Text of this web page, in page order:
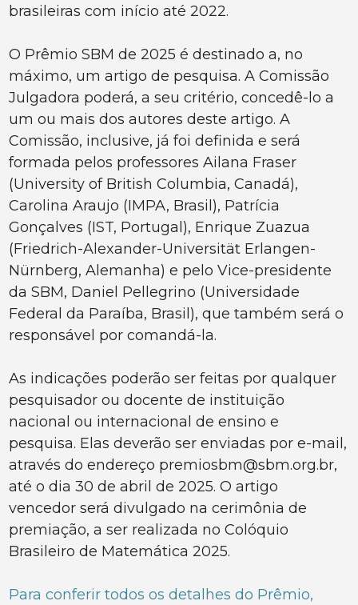
brasileiras com início até 2022.
O Prêmio SBM de 2025 é destinado a, no
máximo, um artigo de pesquisa. A Comissão
Julgadora poderá, a seu critério, concedê-lo a
um ou mais dos autores deste artigo. A
Comissão, inclusive, já foi definida e será
formada pelos professores Ailana Fraser
(University of British Columbia, Canadá),
Carolina Araujo (IMPA, Brasil), Patrícia
Gonçalves (IST, Portugal), Enrique Zuazua
(Friedrich-Alexander-Universität Erlangen-
Nürnberg, Alemanha) e pelo Vice-presidente
da SBM, Daniel Pellegrino (Universidade
Federal da Paraíba, Brasil), que também será o
responsável por comandá-la.
As indicações poderão ser feitas por qualquer
pesquisador ou docente de instituição
nacional ou internacional de ensino e
pesquisa. Elas deverão ser enviadas por e-mail,
através do endereço premiosbm@sbm.org.br,
até o dia 30 de abril de 2025. O artigo
vencedor será divulgado na cerimônia de
premiação, a ser realizada no Colóquio
Brasileiro de Matemática 2025.
Para conferir todos os detalhes do Prêmio,